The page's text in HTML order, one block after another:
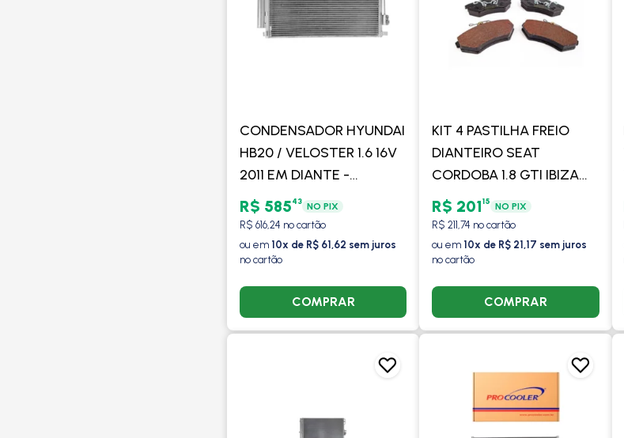
CONDENSADOR HYUNDAI
HB20 / VELOSTER 1.6 16V
2011 EM DIANTE -
PROCOOLER
R$ 58543 NO PIX
R$ 616,24 no cartão
ou em 10x de R$ 61,62 sem juros
no cartão
COMPRAR
KIT 4 PASTILHA FREIO
DIANTEIRO SEAT
CORDOBA 1.8 GTI IBIZA
1.8/2.0 1993 VW
VOLKSWAGEN GOLF
1.8/2.0 95/98 PASSAT 1988
- COBREQ
R$ 20115 NO PIX
R$ 211,74 no cartão
ou em 10x de R$ 21,17 sem juros
no cartão
COMPRAR